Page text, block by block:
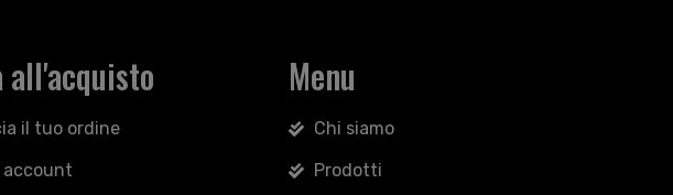
all'acquisto
il tuo ordine
account
Menu
Chi siamo
Prodotti